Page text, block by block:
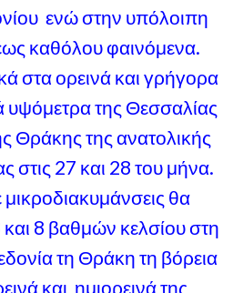
ενώ στην υπόλοιπη
καθόλου φαινόμενα.
στα ορεινά και γρήγορα
υψόμετρα της Θεσσαλίας
Θράκης της ανατολικής
στις 27 και 28 του μήνα.
θα
και 8 βαθμών κελσίου στη
τη Θράκη τη βόρεια
και ημιορεινά της